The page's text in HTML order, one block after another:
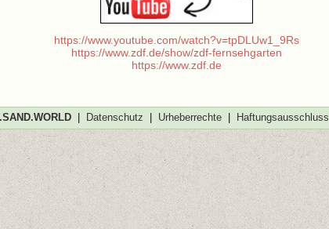
https://www.youtube.com/watch?v=tpDLUw1_9Rs
https://www.zdf.de/show/zdf-fernsehgarten
https://www.zdf.de
| Datenschutz Urheberrechte| Haftungsausschluss